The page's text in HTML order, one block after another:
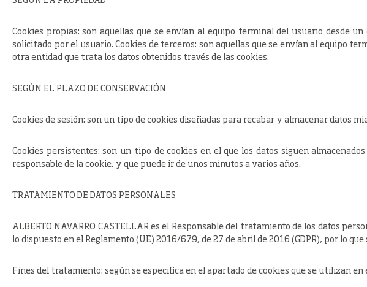
Cookies propias: son aquellas que se envían al equipo terminal del usuario desde
solicitado por el usuario. Cookies de terceros: son aquellas que se envían al equipo
otra entidad que trata los datos obtenidos través de las cookies.
SEGÚN EL PLAZO DE CONSERVACIÓN
Cookies de sesión: son un tipo de cookies diseñadas para recabar y almacenar datos
Cookies persistentes:son un tipo de cookies en el que los datos siguen
responsable de la cookie, y que puede ir de unos minutos a varios años.
TRATAMIENTO DE DATOS PERSONALES
ALBERTO NAVARRO CASTELLAR es el Responsable del tratamiento de los datos
lo dispuesto en el Reglamento (UE) 2016/679, de 27 de abril de 2016 (GDPR), por lo
Fines del tratamiento: según se especifica en el apartado de cookies que se utilizan en